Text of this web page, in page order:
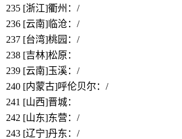
235 [浙江]衢州：/
236 [云南]临沧：/
237 [台湾]桃园：/
238 [吉林]松原：
239 [云南]玉溪：/
240 [内蒙古]呼伦贝尔：/
241 [山西]晋城：
242 [山东]东营：/
243 [辽宁]丹东：/